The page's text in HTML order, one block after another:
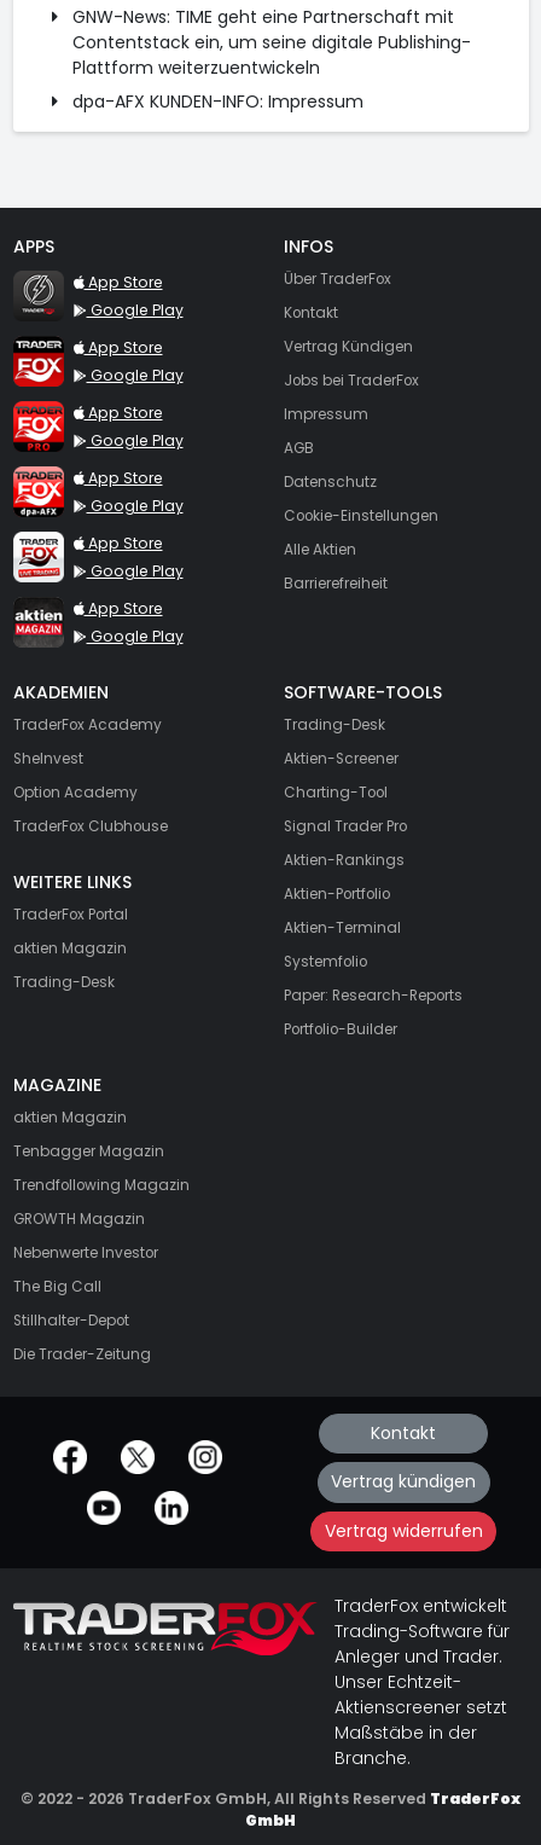
GNW-News: TIME geht eine Partnerschaft mit
Contentstack ein, um seine digitale Publishing-
Plattform weiterzuentwickeln
dpa-AFX KUNDEN-INFO: Impressum
APPS
TraderFox Flash
App Store
Google Play
TraderFox App
App Store
Google Play
TraderFox Pro
App Store
Google Play
TraderFox dpa-AFX ProFeed
App Store
Google Play
TraderFox Live Trading
App Store
Google Play
TraderFox aktien Magazin
App Store
Google Play
INFOS
Über TraderFox
Kontakt
Vertrag Kündigen
Jobs bei TraderFox
Impressum
AGB
Datenschutz
Cookie-Einstellungen
Alle Aktien
Barrierefreiheit
AKADEMIEN
TraderFox Academy
SheInvest
Option Academy
TraderFox Clubhouse
WEITERE LINKS
TraderFox Portal
aktien Magazin
Trading-Desk
SOFTWARE-TOOLS
Trading-Desk
Aktien-Screener
Charting-Tool
Signal Trader Pro
Aktien-Rankings
Aktien-Portfolio
Aktien-Terminal
Systemfolio
Paper: Research-Reports
Portfolio-Builder
MAGAZINE
aktien Magazin
Tenbagger Magazin
Trendfollowing Magazin
GROWTH Magazin
Nebenwerte Investor
The Big Call
Stillhalter-Depot
Die Trader-Zeitung
offizielle Social Media-Accounts Kontakt
Vertrag kündigen
Vertrag widerrufen
TraderFox entwickelt
Trading-Software für
Anleger und Trader.
Unser Echtzeit-
Aktienscreener setzt
Maßstäbe in der
Branche.
© 2022 - 2026 TraderFox GmbH, All Rights Reserved TraderFox
GmbH